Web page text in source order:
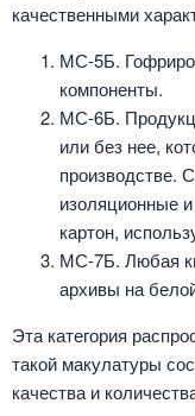
качественными
МС-5Б.
компоненты.
МС-6Б.
или без нее,
производстве.
изоляционные
картон,
МС-7Б. Любая
архивы на
Эта категория
такой макулатуры
качества и